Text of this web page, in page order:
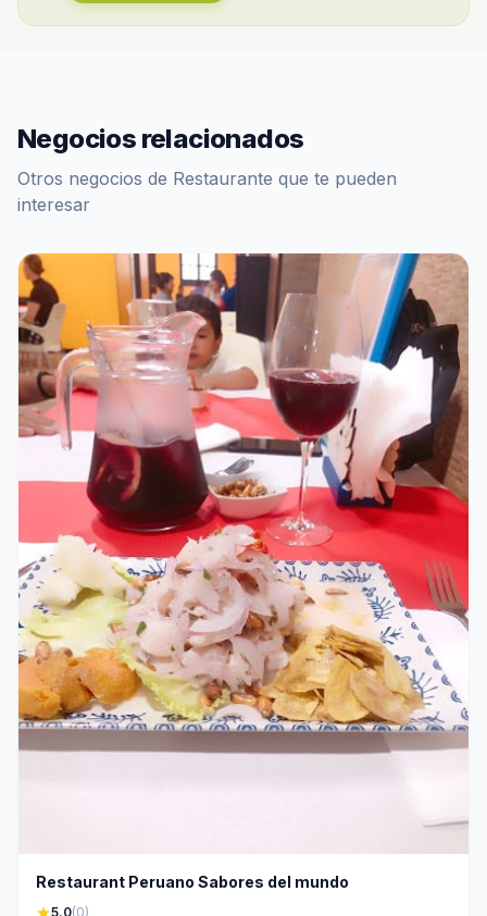
Negocios relacionados
Otros negocios de Restaurante que te pueden
interesar
Restaurant Peruano Sabores del mundo
5.0(0)